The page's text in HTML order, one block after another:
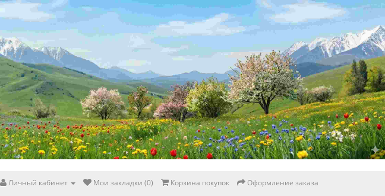
Личный кабинет Мои закладки (0) Корзина покупок Оформление заказа